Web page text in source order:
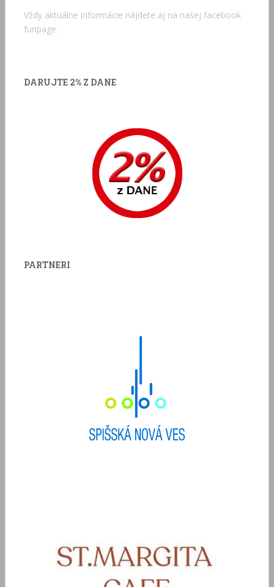
Vždy aktuálne informácie nájdete aj na našej facebook
funpage.
DARUJTE 2% Z DANE
PARTNERI